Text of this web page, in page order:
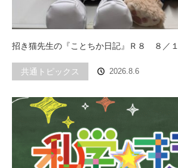
招き猫先生の『ことちか日記』Ｒ８ ８／１
共通トピックス 2026.8.6